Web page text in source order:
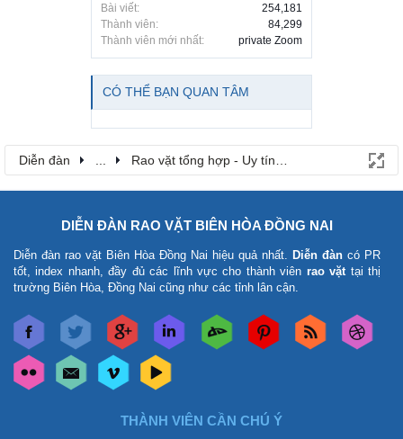
Bài viết:
254,181
Thành viên:
84,299
Thành viên mới nhất:
private Zoom
CÓ THỂ BẠN QUAN TÂM
Diễn đàn Rao vặt tổng hợp - Uy tín - Miễn phí
DIỄN ĐÀN RAO VẶT BIÊN HÒA ĐỒNG NAI
Diễn đàn rao vặt Biên Hòa Đồng Nai hiệu quả nhất. Diễn đàn có PR
tốt, index nhanh, đầy đủ các lĩnh vực cho thành viên rao vặt tại thị
trường Biên Hòa, Đồng Nai cũng như các tỉnh lân cận.
THÀNH VIÊN CẦN CHÚ Ý